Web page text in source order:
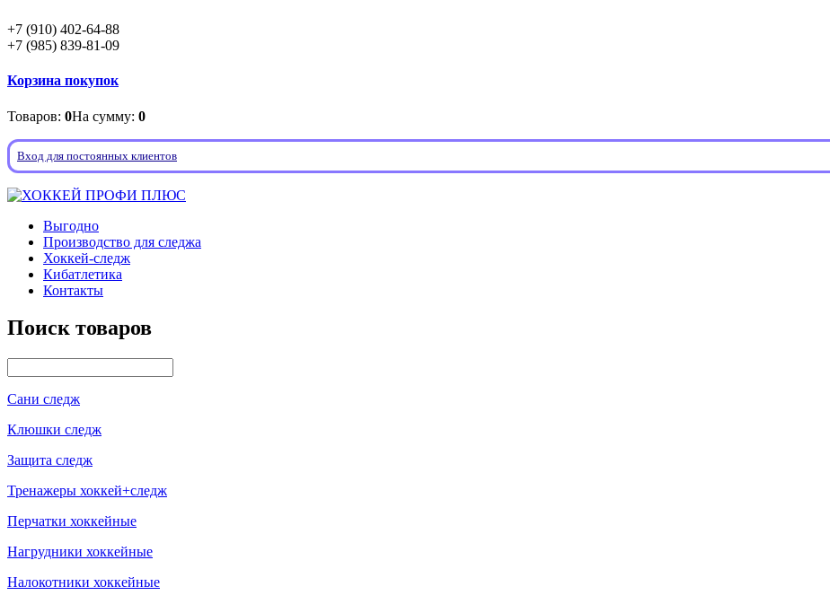
+7 (910) 402-64-88
+7 (985) 839-81-09
Корзина покупок
Товаров: 0На сумму: 0
Вход для постоянных клиентов
Выгодно
Производство для следжа
Хоккей-следж
Кибатлетика
Контакты
Поиск товаров
Сани следж
Клюшки следж
Защита следж
Тренажеры хоккей+следж
Перчатки хоккейные
Нагрудники хоккейные
Налокотники хоккейные